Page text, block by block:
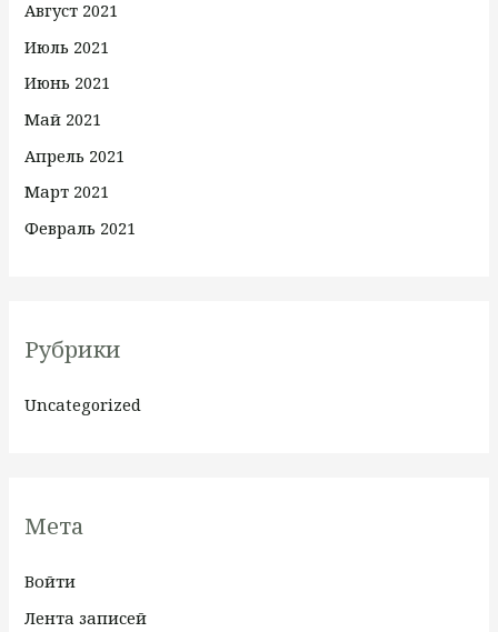
Август 2021
Июль 2021
Июнь 2021
Май 2021
Апрель 2021
Март 2021
Февраль 2021
Рубрики
Uncategorized
Мета
Войти
Лента записей